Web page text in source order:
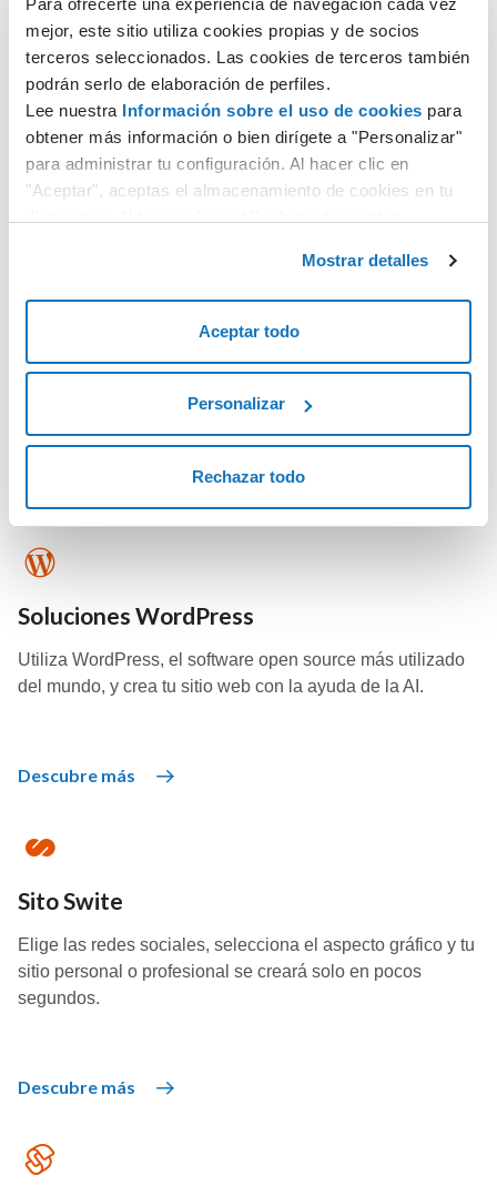
Para ofrecerte una experiencia de navegación cada vez
mejor, este sitio utiliza cookies propias y de socios
terceros seleccionados. Las cookies de terceros también
podrán serlo de elaboración de perfiles.
Lee nuestra Información sobre el uso de cookies para
obtener más información o bien dirígete a "Personalizar"
para administrar tu configuración. Al hacer clic en
"Aceptar", aceptas el almacenamiento de cookies en tu
Mostrar detalles
Aceptar todo
Personalizar
Rechazar todo
Servicio de correo electrónico
El correo electrónico personalizado es la mejor forma de
conseguir que tus destinatarios te reconozcan a la vez que
comunicas tu identidad de forma profesional.
Descubre más
Planes Hosting Windows
Aprovecha un espacio web ilimitado con muchas
herramientas incluidas para crear el sitio web que quieras.
Soluciones WordPress
Utiliza WordPress, el software open source más utilizado
del mundo, y crea tu sitio web con la ayuda de la AI.
Descubre más
Sito Swite
Elige las redes sociales, selecciona el aspecto gráfico y tu
sitio personal o profesional se creará solo en pocos
segundos.
Descubre más